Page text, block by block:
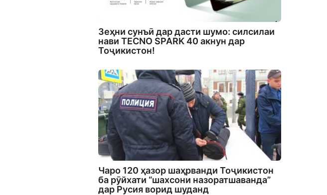
Зеҳни сунъӣ дар дасти шумо: силсилаи
нави TECNO SPARK 40 акнун дар
Тоҷикистон!
Чаро 120 ҳазор шаҳрванди Тоҷикистон
ба рӯйхати “шахсони назоратшаванда”
дар Русия ворид шуданд